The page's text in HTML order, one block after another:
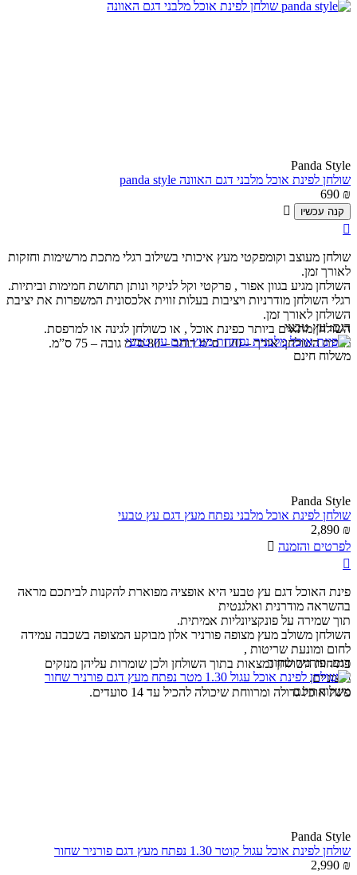
Panda Style
שולחן לפינת אוכל מלבני דגם האוונה panda style
690 ₪
קנה עכשיו


שולחן מעוצב וקומפקטי מעץ איכותי בשילוב רגלי מתכת מרשימות וחזקות
לאורך זמן.
השולחן מגיע בגוון אפור , פרקטי וקל לניקוי ונותן תחושת חמימות וביתיות.
רגלי השולחן מודרניות ויציבות בעלות זווית אלכסונית המשפרות את יציבת
השולחן לאורך זמן.
השולחן מתאים ביותר כפינת אוכל , או כשולחן לגינה או למרפסת.
מידות השולחן: אורך – 120 ס”מ רוחב – 80 ס”מ גובה – 75 ס”מ.
דגם: עץ טבעי
משלוח חינם
Panda Style
שולחן לפינת אוכל מלבני נפתח מעץ דגם עץ טבעי
2,890 ₪
לפרטים והזמנה 

פינת האוכל דגם עץ טבעי היא אופציה מפוארת להקנות לביתכם מראה
בהשראה מודרנית ואלגנטית
תוך שמירה על פונקציונליות אמיתית.
השולחן משולב מעץ מצופה פורניר אלון מבוקע המצופה בשכבה עמידה
לחום ומונעת שריטות ,
פתיחות השולחן נמצאות בתוך השולחן ולכן שומרות עליהן מנזקים
חיצוניים.
פינת אוכל גדולה ומרווחת שיכולה להכיל עד 14 סועדים.
דגם: פורניר שחור
משלוח חינם
Panda Style
שולחן לפינת אוכל עגול קוטר 1.30 נפתח מעץ דגם פורניר שחור
2,990 ₪